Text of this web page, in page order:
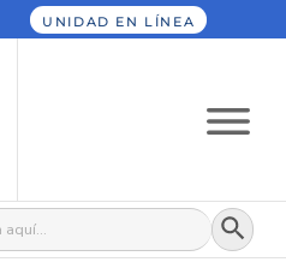
UNIDAD EN LÍNEA
Botón